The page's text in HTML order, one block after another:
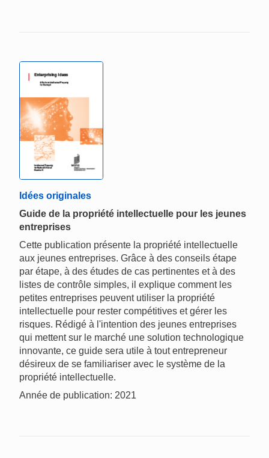
Idées originales
Guide de la propriété intellectuelle pour les jeunes
entreprises
Cette publication présente la propriété intellectuelle
aux jeunes entreprises. Grâce à des conseils étape
par étape, à des études de cas pertinentes et à des
listes de contrôle simples, il explique comment les
petites entreprises peuvent utiliser la propriété
intellectuelle pour rester compétitives et gérer les
risques. Rédigé à l'intention des jeunes entreprises
qui mettent sur le marché une solution technologique
innovante, ce guide sera utile à tout entrepreneur
désireux de se familiariser avec le système de la
propriété intellectuelle.
Année de publication: 2021